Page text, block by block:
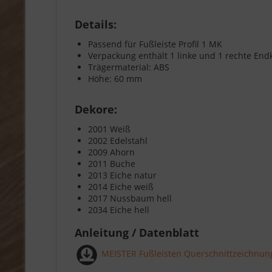
Details:
Passend für Fußleiste Profil 1 MK
Verpackung enthält 1 linke und 1 rechte
Trägermaterial: ABS
Höhe: 60 mm
Dekore:
2001 Weiß
2002 Edelstahl
2009 Ahorn
2011 Buche
2013 Eiche natur
2014 Eiche weiß
2017 Nussbaum hell
2034 Eiche hell
Anleitung / Datenblatt
MEISTER Fußleisten